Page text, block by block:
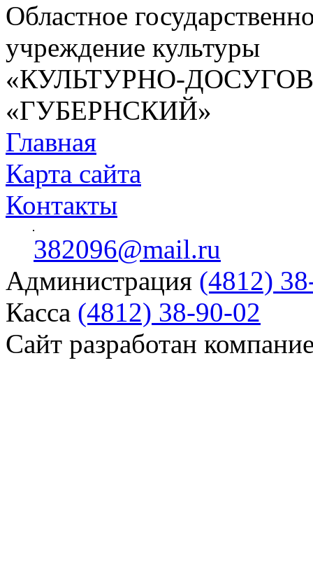
Областное
учреждение культуры
«КУЛЬТУРНО-
«ГУБЕРНСКИЙ»
Главная
Карта сайта
Контакты
382096@mail.ru
Администрация (4812)
Касса (4812) 38-90-02
Сайт разработан